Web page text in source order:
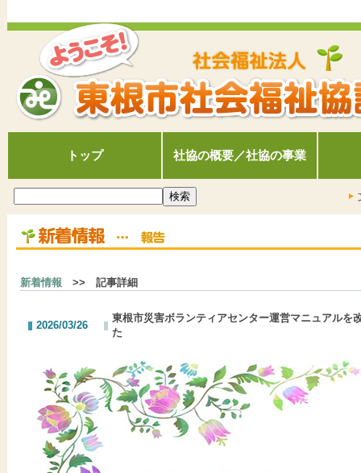
トップ 社協の概要／社協の事業
新着情報 >> 記事詳細
2026/03/26
東根市災害ボランティアセンター運営マニュアルを
た